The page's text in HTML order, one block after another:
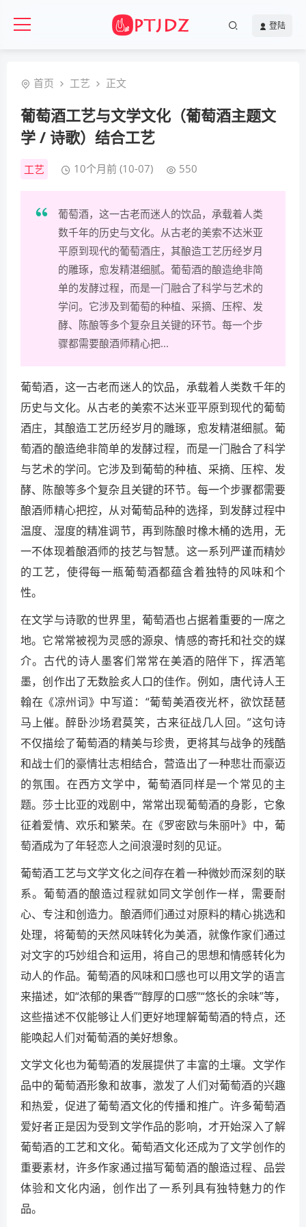
登陆
首页 工艺 正文
葡萄酒工艺与文学文化（葡萄酒主题文
学 / 诗歌）结合工艺
工艺 10个月前 (10-07) 550
葡萄酒，这一古老而迷人的饮品，承载着人类
数千年的历史与文化。从古老的美索不达米亚
平原到现代的葡萄酒庄，其酿造工艺历经岁月
的雕琢，愈发精湛细腻。葡萄酒的酿造绝非简
单的发酵过程，而是一门融合了科学与艺术的
学问。它涉及到葡萄的种植、采摘、压榨、发
酵、陈酿等多个复杂且关键的环节。每一个步
骤都需要酿酒师精心把...
葡萄酒，这一古老而迷人的饮品，承载着人类数千年的
历史与文化。从古老的美索不达米亚平原到现代的葡萄
酒庄，其酿造工艺历经岁月的雕琢，愈发精湛细腻。葡
萄酒的酿造绝非简单的发酵过程，而是一门融合了科学
与艺术的学问。它涉及到葡萄的种植、采摘、压榨、发
酵、陈酿等多个复杂且关键的环节。每一个步骤都需要
酿酒师精心把控，从对葡萄品种的选择，到发酵过程中
温度、湿度的精准调节，再到陈酿时橡木桶的选用，无
一不体现着酿酒师的技艺与智慧。这一系列严谨而精妙
的工艺，使得每一瓶葡萄酒都蕴含着独特的风味和个
性。
在文学与诗歌的世界里，葡萄酒也占据着重要的一席之
地。它常常被视为灵感的源泉、情感的寄托和社交的媒
介。古代的诗人墨客们常常在美酒的陪伴下，挥洒笔
墨，创作出了无数脍炙人口的佳作。例如，唐代诗人王
翰在《凉州词》中写道：“葡萄美酒夜光杯，欲饮琵琶
马上催。醉卧沙场君莫笑，古来征战几人回。”这句诗
不仅描绘了葡萄酒的精美与珍贵，更将其与战争的残酷
和战士们的豪情壮志相结合，营造出了一种悲壮而豪迈
的氛围。在西方文学中，葡萄酒同样是一个常见的主
题。莎士比亚的戏剧中，常常出现葡萄酒的身影，它象
征着爱情、欢乐和繁荣。在《罗密欧与朱丽叶》中，葡
萄酒成为了年轻恋人之间浪漫时刻的见证。
葡萄酒工艺与文学文化之间存在着一种微妙而深刻的联
系。葡萄酒的酿造过程就如同文学创作一样，需要耐
心、专注和创造力。酿酒师们通过对原料的精心挑选和
处理，将葡萄的天然风味转化为美酒，就像作家们通过
对文字的巧妙组合和运用，将自己的思想和情感转化为
动人的作品。葡萄酒的风味和口感也可以用文学的语言
来描述，如“浓郁的果香”“醇厚的口感”“悠长的余味”等，
这些描述不仅能够让人们更好地理解葡萄酒的特点，还
能唤起人们对葡萄酒的美好想象。
文学文化也为葡萄酒的发展提供了丰富的土壤。文学作
品中的葡萄酒形象和故事，激发了人们对葡萄酒的兴趣
和热爱，促进了葡萄酒文化的传播和推广。许多葡萄酒
爱好者正是因为受到文学作品的影响，才开始深入了解
葡萄酒的工艺和文化。葡萄酒文化还成为了文学创作的
重要素材，许多作家通过描写葡萄酒的酿造过程、品尝
体验和文化内涵，创作出了一系列具有独特魅力的作
品。